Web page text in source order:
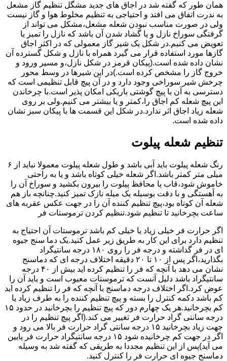
همان طور که گفته شد در اجاق های جدید مشگل تنظیم گاز مشعل
به ندرت اتفاق می افتد و احتیاجی به تنظیم مخلوط هوا و گاز نیست
ولی در صورت مناسب نبودن شعله مشعل،مشکل می تواند از
گرفتگی سوراخ نازل و یا گشاد شدن آن باشد که نازل را تمیز یا
تعویض می کنیم.در شکل یک شیر گاز معمولی که در اکثر اجاق
گازها مورد استفاده قرار می گیرد همراه با نازل و شکل گسترده آن
نشان داده شده است.(پیکان قرمز در شکل نازل،و مسیر ورود و
خروج گاز را مشخص کرده است.)در این شیرها در وسط محور
چرخش شیر سوراخی وجود دارد و در آن پیچ قابل تنظیمی است که
دسترسی به آن با پیچ گوشتی باریکی امکان پذیر است.با چرخاندن
این پیچ شعله کم اجاق را،کمتر و یا بیشتر می کنیم.ولی بر روی
شعله زیاد اجاق اثر ندارد.در شکل این قسمت ها با پیکان سبز نشان
داده شده است.
تنظیم شعله پیلوت
رنگ شعله پیلوت باید آبی باشد و طول شعله پیلوت معمولا نباید از ۶
میلی متر کمتر باشد.اگر شعله خیلی کوتاه باشد و یا به راحتی
خاموش شود،قاب یا محافظ پیلوت را بیرون بکشید و سوراخ آن را
به آهستگی و با دقت بوسیله یک میله نازک تمیز کنید.چنانچه باز هم
شعله آن کوتاه بود،پیچ تنظیم کننده آن را در جهت عکس عقربه های
ساعت بچرخانید تا تنظیم شود.تنظیم کردن ترموستات فر
اگر حرارت فر خیلی زیاد یا خیلی کم باشد ترموستات آن احتیاج به
تنظیم دارد برای این کار به طریق زیر عمل کنید.یک دما سنج جیوه
ای در فر گذاشته و درجه فر را روی ۱۸۰ درجه سانتیگراد
بگذارید،اگر پس از ۱۰ تا ۲۰ دقیقه اختلاف درجه ای که دماسنج
نشان می دهد با آنچه که فر را تنظیم کرده اید بیش از ۴۰ درجه
سانتیگراد باشد دلیل آنست که ترموستات معیوب است و باید آن را
عوض کرد.اگر اختلاف درجه دماسنج با آنچه که فر را تنظیم کرده اید
کم باشد دکمه کنترل را بسته و پیچ تنظیم کننده را به طرف زیاد یا
کم بچرخانید.هر یک چهارم دور که پیچ تنظیم را بچرخانید در حدود ۱۵
درجه سانتی گراد حرارت فر تغییر می کند.(اگر پیچ تنظیم را در
جهت زیاد بچرخانید ۱۵ درجه سانتی گراد حرارت فر بالا می رود و
اگر در جهت کم چرخانیده شود ۱۵ درجه سانتیگراد حرارت فر پایین
می آید)پس از این تنظیم مجددا به طریقی که گفته شد به وسیله
دماسنج جیوه ای حرارت فر را کنترل کنید.